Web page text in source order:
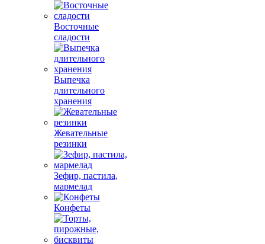
Восточные
сладости
Выпечка
длительного
хранения
Жевательные
резинки
Зефир, пастила,
мармелад
Конфеты